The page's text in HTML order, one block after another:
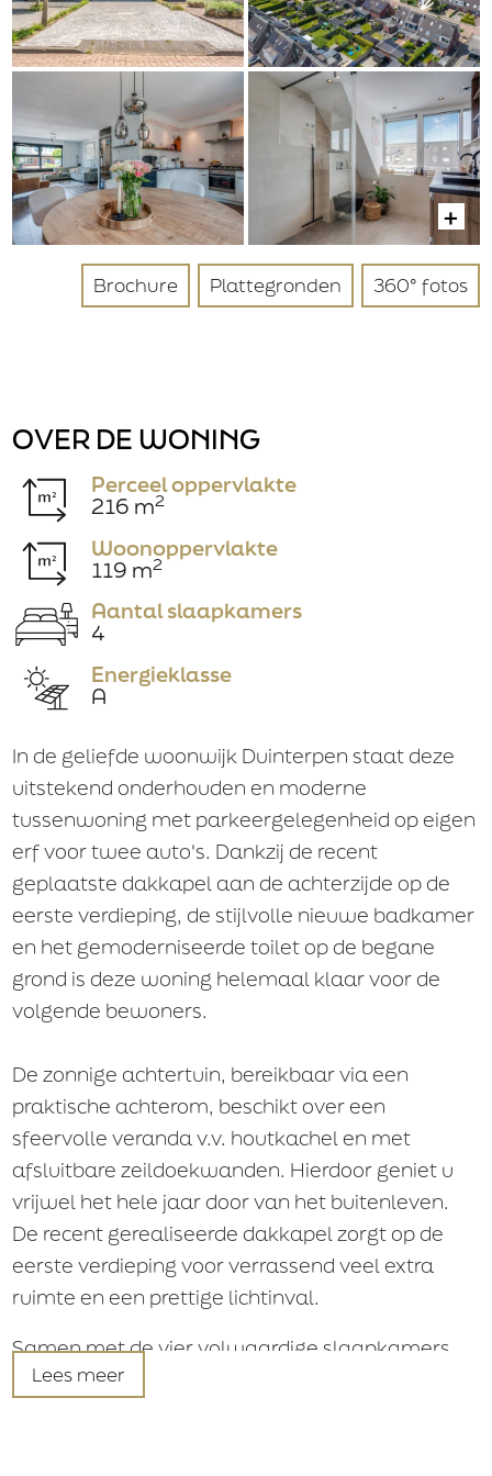
Verzenden
Nee
Gegevens
Bedrijfsnaam
Aanhef
Dhr.
Mevr.
Postcode
Huisnummer
Huisnr. toevoeging
Straatnaam
Plaats
Telefoon
E-mail
Aanvaarding
Per datum
Financiële voorwaarden
Financiële voorwaarden
Geen voorbehoud van toepassing voor het
Brochure Plattegronden 360° fotos
OVER DE WONING
In de geliefde woonwijk Duinterpen staat deze
uitstekend onderhouden en moderne
tussenwoning met parkeergelegenheid op eigen
erf voor twee auto's. Dankzij de recent
geplaatste dakkapel aan de achterzijde op de
eerste verdieping, de stijlvolle nieuwe badkamer
en het gemoderniseerde toilet op de begane
grond is deze woning helemaal klaar voor de
volgende bewoners.
De zonnige achtertuin, bereikbaar via een
praktische achterom, beschikt over een
sfeervolle veranda v.v. houtkachel en met
afsluitbare zeildoekwanden. Hierdoor geniet u
vrijwel het hele jaar door van het buitenleven.
De recent gerealiseerde dakkapel zorgt op de
eerste verdieping voor verrassend veel extra
ruimte en een prettige lichtinval.
Samen met de vier volwaardige slaapkamers
biedt deze woning alle ruimte voor een gezin,
Lees meer
Perceel oppervlakte
216 m2
Woonoppervlakte
119 m2
Aantal slaapkamers
4
Energieklasse
A